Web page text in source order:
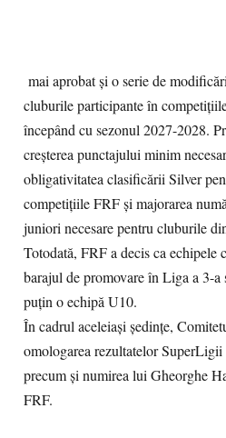
mai aprobat și o serie de
cluburile participante în
începând cu sezonul 2027-2028.
creșterea punctajului minim
obligativitatea clasificării Silver
competițiile FRF și majorarea
juniori necesare pentru cluburile
Totodată, FRF a decis ca echipele
barajul de promovare în Liga a 3-a
puțin o echipă U10.
În cadrul aceleiași ședințe,
omologarea rezultatelor
precum și numirea lui Gheorghe
FRF.